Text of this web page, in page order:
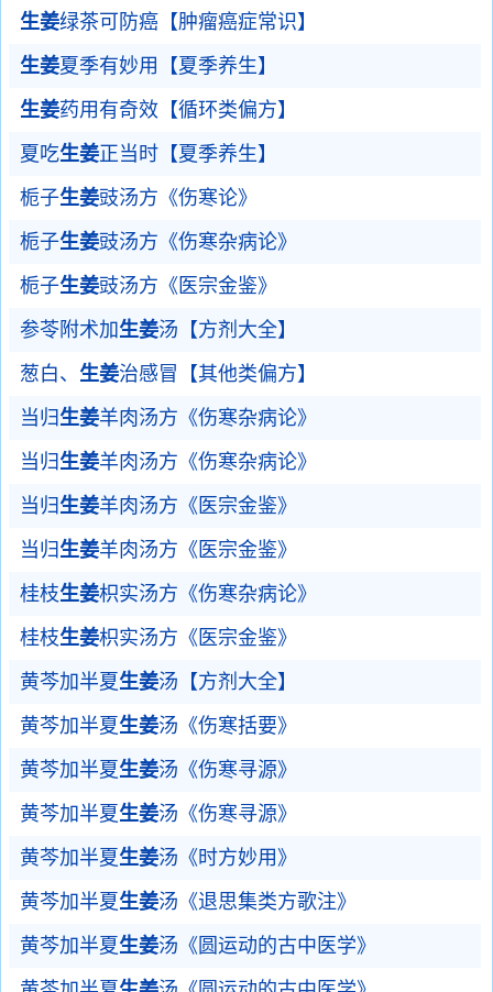
生姜绿茶可防癌【肿瘤癌症常识】
生姜夏季有妙用【夏季养生】
生姜药用有奇效【循环类偏方】
夏吃生姜正当时【夏季养生】
栀子生姜豉汤方《伤寒论》
栀子生姜豉汤方《伤寒杂病论》
栀子生姜豉汤方《医宗金鉴》
参苓附术加 生姜汤【方剂大全】
葱白、 生姜治感冒【其他类偏方】
当归 生姜羊肉汤方《伤寒杂病论》
当归 生姜羊肉汤方《伤寒杂病论》
当归 生姜羊肉汤方《医宗金鉴》
当归 生姜羊肉汤方《医宗金鉴》
桂枝生姜枳实汤方《伤寒杂病论》
桂枝生姜枳实汤方《医宗金鉴》
黄芩加半夏 生姜汤【方剂大全】
黄芩加半夏 生姜汤《伤寒括要》
黄芩加半夏 生姜汤《伤寒寻源》
黄芩加半夏 生姜汤《伤寒寻源》
黄芩加半夏 生姜汤《时方妙用》
黄芩加半夏 生姜汤《退思集类方歌注》
黄芩加半夏 生姜汤《圆运动的古中医学》